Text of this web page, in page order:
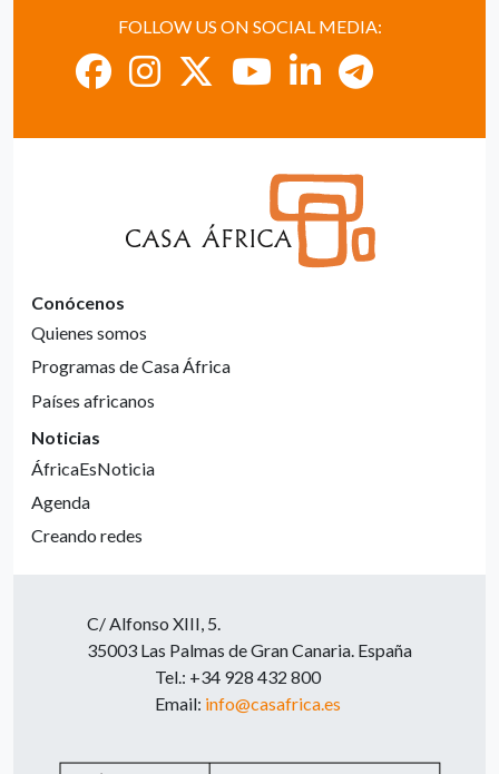
FOLLOW US ON SOCIAL MEDIA:
Conócenos
Quienes somos
Programas de Casa África
Países africanos
Noticias
ÁfricaEsNoticia
Agenda
Creando redes
C/ Alfonso XIII, 5.
35003 Las Palmas de Gran Canaria. España
Tel.: +34 928 432 800
Email: info@casafrica.es